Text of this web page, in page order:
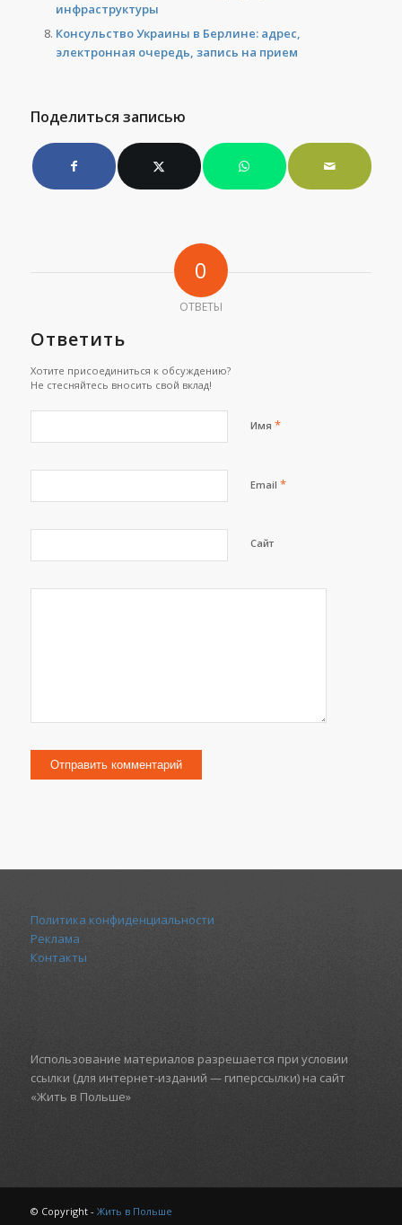
инфраструктуры
Консульство Украины в Берлине: адрес,
электронная очередь, запись на прием
Поделиться записью
0
ОТВЕТЫ
Ответить
Хотите присоединиться к обсуждению?
Не стесняйтесь вносить свой вклад!
Имя *
Email *
Сайт
Политика конфиденциальности
Реклама
Контакты
Использование материалов разрешается при условии
ссылки (для интернет-изданий — гиперссылки) на сайт
«Жить в Польше»
© Copyright - Жить в Польше